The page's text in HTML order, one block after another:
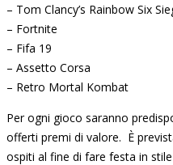
– Tom Clancy’s Rainbow Six
– Fortnite
– Fifa 19
– Assetto Corsa
– Retro Mortal Kombat
Per ogni gioco saranno
offerti premi di valore. È
ospiti al fine di fare festa in